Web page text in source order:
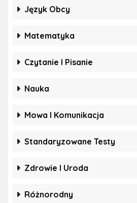
Język Obcy
Matematyka
Czytanie I Pisanie
Nauka
Mowa I Komunikacja
Standaryzowane Testy
Zdrowie I Uroda
Różnorodny